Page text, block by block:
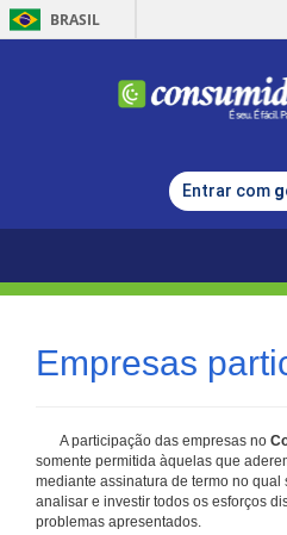
BRASIL
Entrar com
Empresas
A participação das empresas no
somente permitida àquelas que
mediante assinatura de termo no qual
analisar e investir todos os esforços
problemas apresentados.